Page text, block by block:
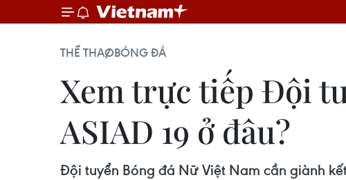
THỂ THAOBÓNG ĐÁ
Xem trực tiếp Đội
ASIAD 19 ở đâu?
Đội tuyển Bóng đá Nữ Việt Nam cần giành